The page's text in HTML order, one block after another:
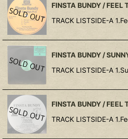
FINSTA BUNDY / FEEL
TRACK LISTSIDE-A
FINSTA BUNDY /
TRACK LISTSIDE-A
FINSTA BUNDY / FEEL
TRACK LISTSIDE-A